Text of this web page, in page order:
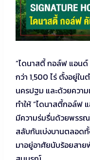
“ไดนาสตี้ กอล์ฟ แอน
กว่า 1,500 ไร่ ตั้งอยู่ใน
นครปฐม และด้วยควา
ทำให้ “ไดนาสตี้กอล์ฟ
มีความร่มรื่นด้วยพรร
สลับกันเบ่งบานตลอด
มาอยู่อาศัยนับร้อยสา